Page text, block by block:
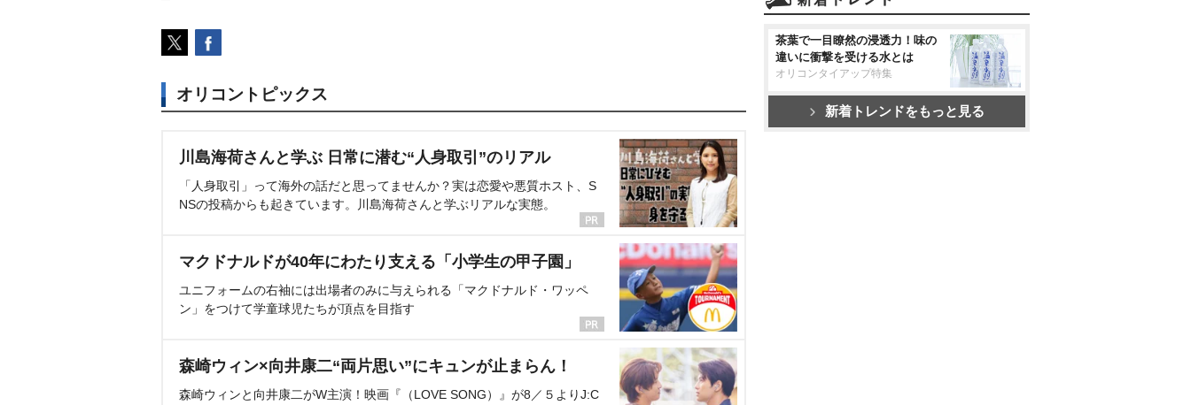
オリコントピックス
川島海荷さんと学ぶ 日常に潜む“人身取引”のリアル
「人身取引」って海外の話だと思ってませんか？実は恋愛や悪質ホスト、S
NSの投稿からも起きています。川島海荷さんと学ぶリアルな実態。
マクドナルドが40年にわたり支える「小学生の甲子園」
ユニフォームの右袖には出場者のみに与えられる「マクドナルド・ワッペ
ン」をつけて学童球児たちが頂点を目指す
森崎ウィン×向井康二“両片思い”にキュンが止まらん！
森崎ウィンと向井康二がW主演！映画『（LOVE SONG）』が8／５よりJ:C
茶葉で一目瞭然の浸透力！味の
違いに衝撃を受ける水とは
オリコンタイアップ特集
新着トレンドをもっと見る